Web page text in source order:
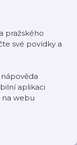
pražského
své povídky a
aplikaci
webu